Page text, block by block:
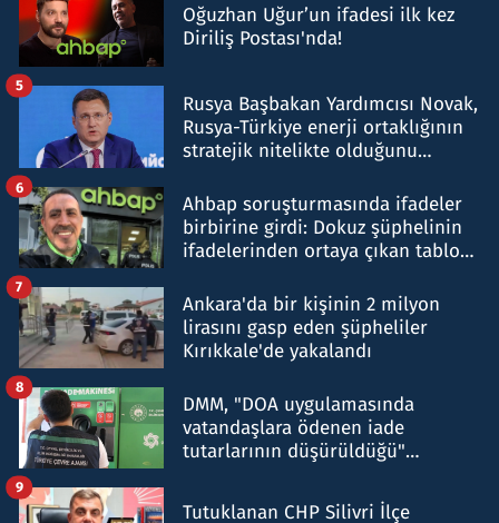
Oğuzhan Uğur’un ifadesi ilk kez
Diriliş Postası'nda!
Rusya Başbakan Yardımcısı Novak,
Rusya-Türkiye enerji ortaklığının
stratejik nitelikte olduğunu
5
Ahbap soruşturmasında ifadeler
birbirine girdi: Dokuz şüphelinin
ifadelerinden ortaya çıkan tablo
6
Ankara'da bir kişinin 2 milyon
lirasını gasp eden şüpheliler
Kırıkkale'de yakalandı
7
DMM, "DOA uygulamasında
vatandaşlara ödenen iade
tutarlarının düşürüldüğü"
8
Tutuklanan CHP Silivri İlçe
9